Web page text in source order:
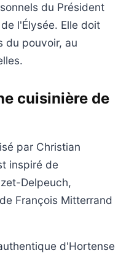
du Président
l'Élysée. Elle doit
du pouvoir, au
cuisinière de
par Christian
inspiré de
Delpeuch,
François Mitterrand
d'Hortense